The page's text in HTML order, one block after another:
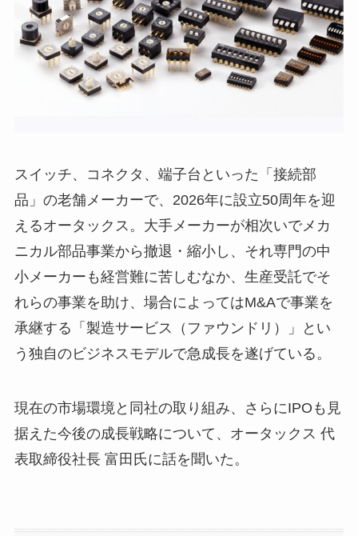
スイッチ、コネクタ、端子台といった「接続部
品」の老舗メーカーで、2026年に設立50周年を迎
えるオータックス。大手メーカーが相次いでメカ
ニカル部品事業から撤退・縮小し、それ専門の中
小メーカーも経営難に苦しむなか、生産受託でそ
れらの事業を助け、場合によってはM&Aで事業を
承継する「製造サービス（ファウンドリ）」とい
う独自のビジネスモデルで急成長を遂げている。
現在の市場環境と同社の取り組み、さらにIPOも見
据えた今後の成長戦略について、オータックス 代
表取締役社長 富田氏に話を聞いた。